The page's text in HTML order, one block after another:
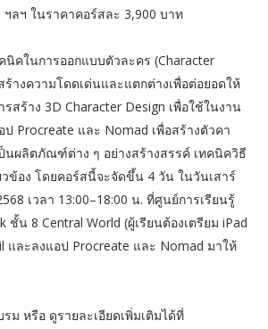
ลฯ ในราคาคอร์สละ 3,900 บาท
นิคในการออกแบบตัวละคร (Character
างความโดดเด่นและแตกต่างเพื่อต่อยอดให้
สร้าง 3D Character Design เพื่อใช้ในงาน
Procreate และ Nomad เพื่อสร้างตัวคา
นผลิตภัณฑ์ต่าง ๆ อย่างสร้างสรรค์ เทคนิควิธี
ข้อง โดยคอร์สนี้จะจัดขึ้น 4 วัน ในวันเสาร์
เวลา 13:00–18:00 น. ที่ศูนย์การเรียนรู้
ชั้น 8 Central World (ผู้เรียนต้องเตรียม iPad
และลงแอป Procreate และ Nomad มาให้
ม หรือ ดูรายละเอียดเพิ่มเติมได้ที่